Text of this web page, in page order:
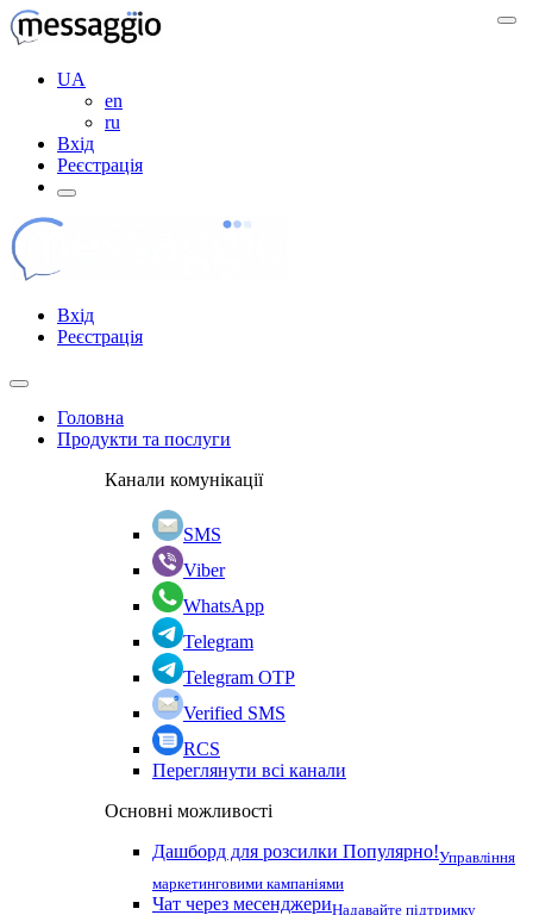
UA
en
ru
Вхід
Реєстрація
Вхід
Реєстрація
Головна
Продукти та послуги
Канали комунікації
SMS
Viber
WhatsApp
Telegram
Telegram OTP
Verified SMS
RCS
Переглянути всі канали
Основні можливості
Дашборд для розсилки Популярно!Управління
маркетинговими кампаніями
Чат через месенджериНадавайте підтримку